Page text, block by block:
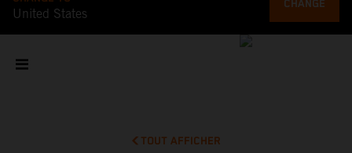
United States
CHANGE
TOUT AFFICHER